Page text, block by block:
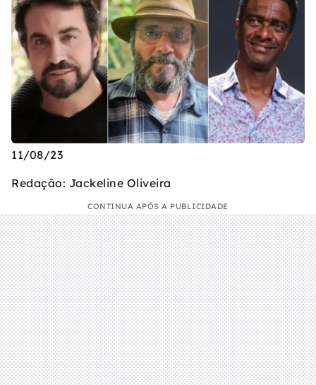
11/08/23
Redação: Jackeline Oliveira
CONTINUA APÓS A PUBLICIDADE